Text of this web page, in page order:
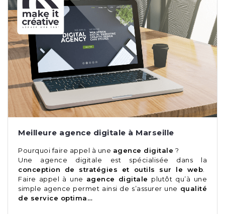
Meilleure agence digitale à Marseille
Pourquoi faire appel à une agence digitale ?
Une agence digitale
est spécialisée dans la
conception de stratégies et outils sur le web
Faire appel à une agence digitale plutôt qu’à une
simple agence permet ainsi de s’assurer une qualité
de service optima…